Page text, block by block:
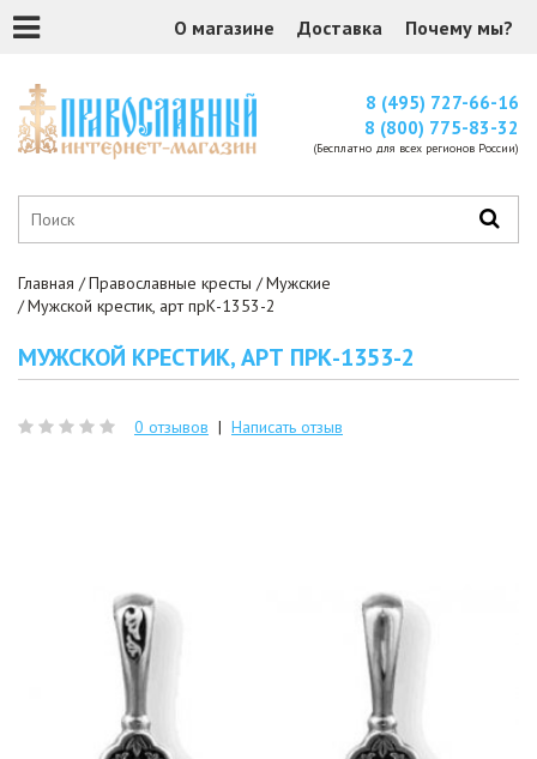
О магазине Доставка Почему мы?
8 (495) 727-66-16
8 (800) 775-83-32
(Бесплатно для всех регионов России)
Главная Православные кресты
Мужские
Мужской крестик, арт прК-1353-2
МУЖСКОЙ КРЕСТИК, АРТ ПРК-1353-2
0 отзывов | Написать отзыв